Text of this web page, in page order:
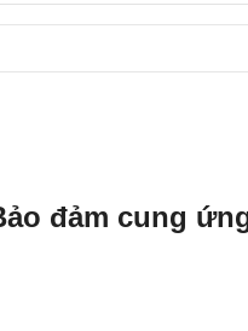
đảm cung